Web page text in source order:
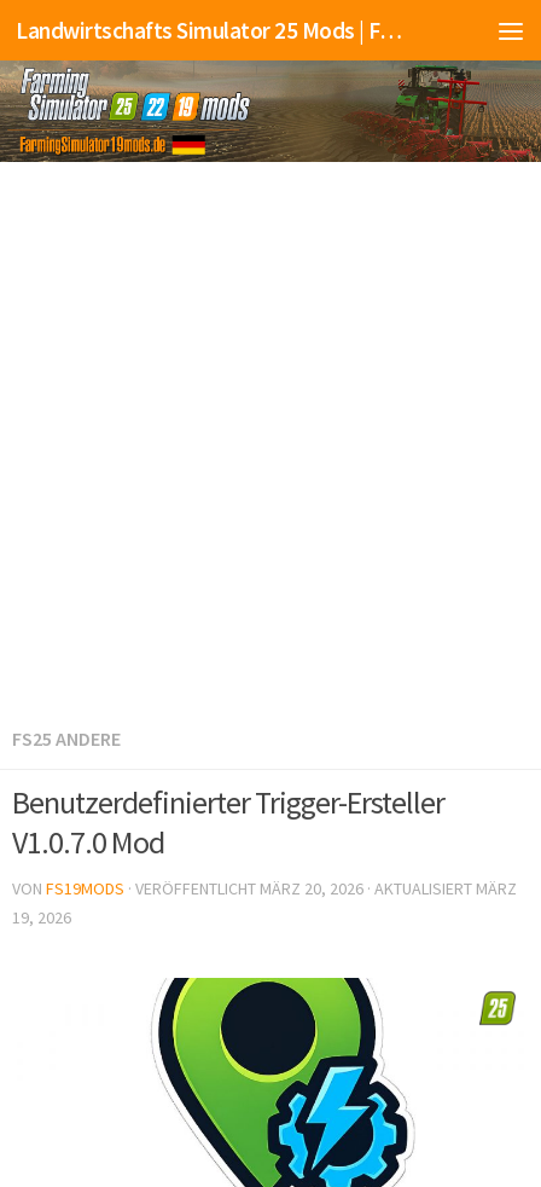
Landwirtschafts Simulator 25 Mods | Farming Simulator 25 Mods | FS25 Mods
FS25 ANDERE
Benutzerdefinierter Trigger-Ersteller
V1.0.7.0 Mod
VON FS19MODS · VERÖFFENTLICHT MÄRZ 20, 2026 · AKTUALISIERT MÄRZ
19, 2026